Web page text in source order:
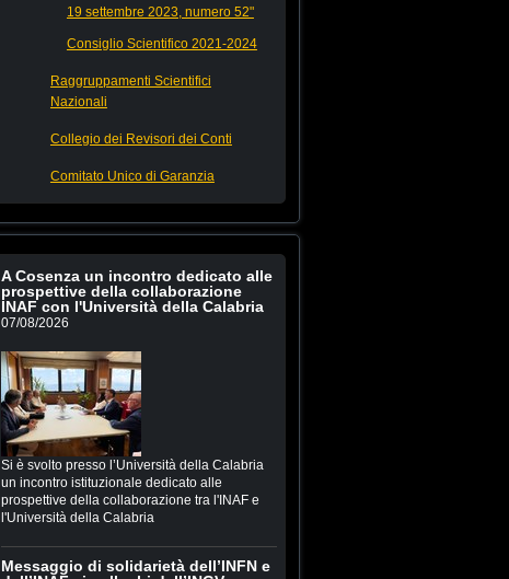
19 settembre 2023, numero 52"
Consiglio Scientifico 2021-2024
Raggruppamenti Scientifici
Nazionali
Collegio dei Revisori dei Conti
Comitato Unico di Garanzia
A Cosenza un incontro dedicato alle
prospettive della collaborazione
INAF con l'Università della Calabria
07/08/2026
Si è svolto presso l’Università della Calabria
un incontro istituzionale dedicato alle
prospettive della collaborazione tra l'INAF e
l'Università della Calabria
Messaggio di solidarietà dell’INFN e